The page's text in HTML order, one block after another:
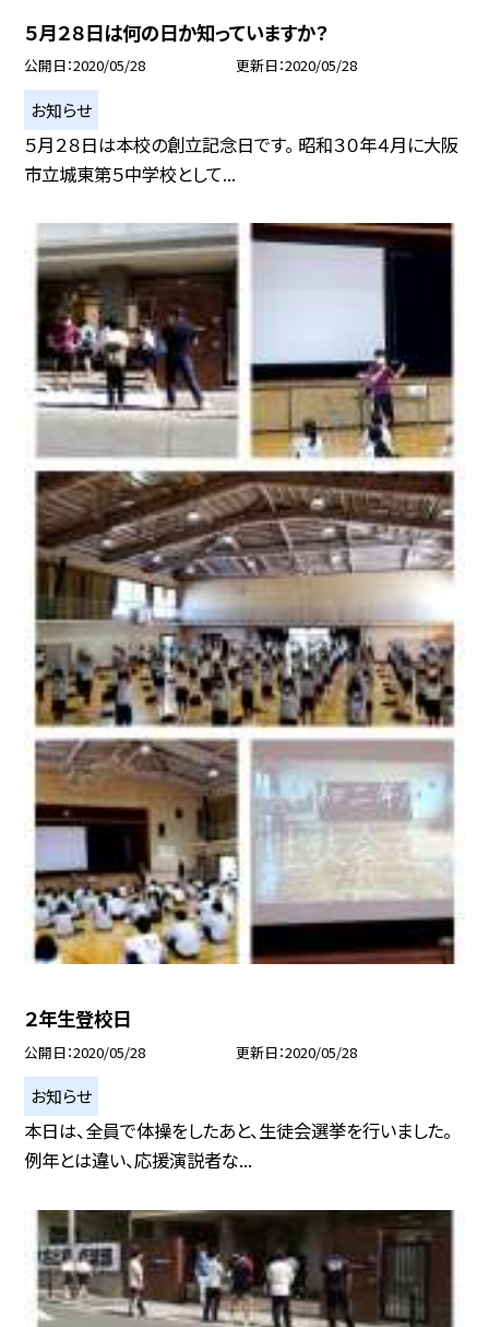
５月２８日は何の日か知っていますか？
公開日 2020/05/28 更新日 2020/05/28
お知らせ
５月２８日は本校の創立記念日です。 昭和３０年４月に大阪
市立城東第５中学校として...
２年生登校日
公開日 2020/05/28 更新日 2020/05/28
お知らせ
本日は、全員で体操をしたあと、生徒会選挙を行いました。
例年とは違い、応援演説者な...